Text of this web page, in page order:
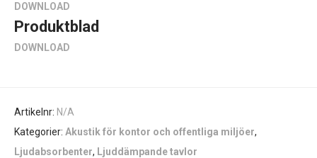
DOWNLOAD
Produktblad
DOWNLOAD
Artikelnr: N/A
Kategorier: Akustik för kontor och offentliga miljöer,
Ljudabsorbenter, Ljuddämpande tavlor